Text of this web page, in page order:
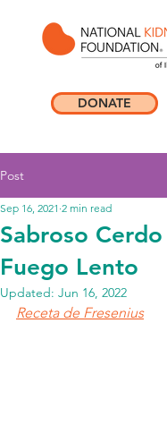
DONATE
Post
Sabroso
Fuego Lento
Sep 16, 2021 2 min read
Updated: Jun 16, 2022
Receta de Fresenius